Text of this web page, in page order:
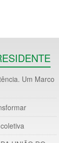
Um Marco